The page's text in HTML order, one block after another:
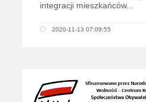
integracji mieszkańców...
2020-11-13 07:09:55